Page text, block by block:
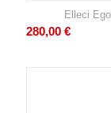
Elleci
280,00 €